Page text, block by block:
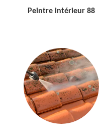
Peintre intérieur 88